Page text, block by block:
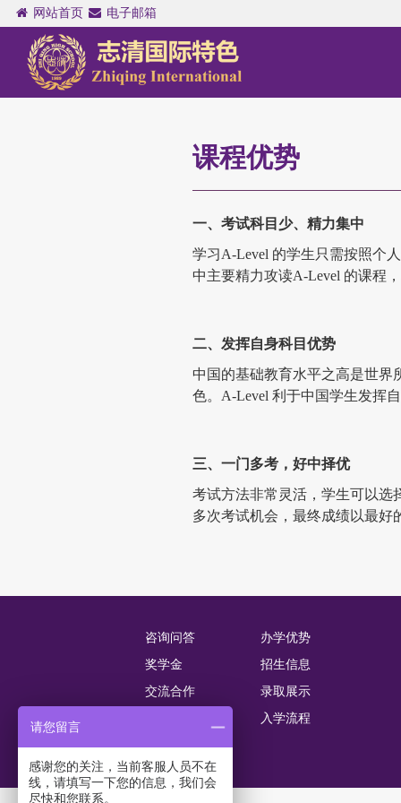
网站首页 电子邮箱
课程优势
一、考试科目少、精力集中
学习A-Level 的学生只需按照个
中主要精力攻读A-Level 的课程
二、发挥自身科目优势
中国的基础教育水平之高是世界
色。A-Level 利于中国学生发挥
三、一门多考，好中择优
考试方法非常灵活，学生可以选
多次考试机会，最终成绩以最好
咨询问答
办学优势
奖学金
招生信息
交流合作
录取展示
入学流程
请您留言
感谢您的关注，当前客服人员不在
线，请填写一下您的信息，我们会
尽快和您联系。